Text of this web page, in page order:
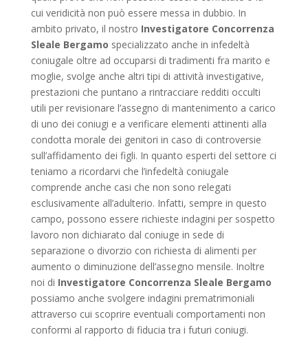
cui veridicità non può essere messa in dubbio. In
ambito privato, il nostro Investigatore Concorrenza
Sleale Bergamo specializzato anche in infedeltà
coniugale oltre ad occuparsi di tradimenti fra marito e
moglie, svolge anche altri tipi di attività investigative,
prestazioni che puntano a rintracciare redditi occulti
utili per revisionare l’assegno di mantenimento a carico
di uno dei coniugi e a verificare elementi attinenti alla
condotta morale dei genitori in caso di controversie
sull’affidamento dei figli. In quanto esperti del settore ci
teniamo a ricordarvi che l’infedeltà coniugale
comprende anche casi che non sono relegati
esclusivamente all’adulterio. Infatti, sempre in questo
campo, possono essere richieste indagini per sospetto
lavoro non dichiarato dal coniuge in sede di
separazione o divorzio con richiesta di alimenti per
aumento o diminuzione dell’assegno mensile. Inoltre
noi di Investigatore Concorrenza Sleale Bergamo
possiamo anche svolgere indagini prematrimoniali
attraverso cui scoprire eventuali comportamenti non
conformi al rapporto di fiducia tra i futuri coniugi.